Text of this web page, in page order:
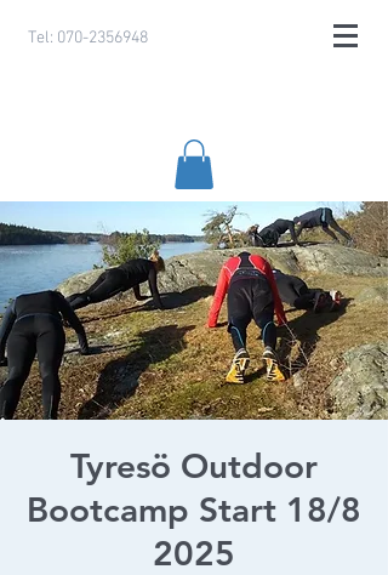
Tel: 070-2356948
Tyresö Outdoor
Bootcamp Start 18/8
2025